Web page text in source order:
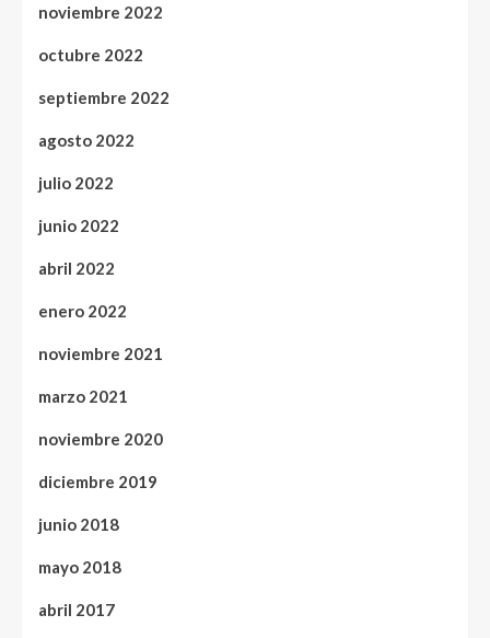
noviembre 2022
octubre 2022
septiembre 2022
agosto 2022
julio 2022
junio 2022
abril 2022
enero 2022
noviembre 2021
marzo 2021
noviembre 2020
diciembre 2019
junio 2018
mayo 2018
abril 2017